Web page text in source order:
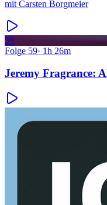
mit Carsten Borgmeier
59
Folge 59· 1h 26m
Jeremy Fragrance: